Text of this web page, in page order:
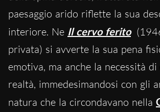
paesaggio arido riflette la sua
interiore. Ne Il cervo ferito
privata) si avverte la sua pena
emotiva, ma anche la necessità
realtà, immedesimandosi con gli
natura che la circondavano nella